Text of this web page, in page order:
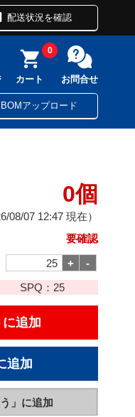
配送状況を確認
カート
0
お問合せ
BOMアップロード
0個
08/07 12:47 現在）
要確認
SPQ： 25